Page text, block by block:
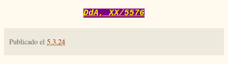
DdA, XX/5576
Publicado el 5.3.24